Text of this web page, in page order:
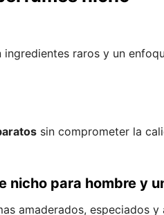
raros y un
sin comprometer la
nicho para hombre y
amaderados, especiados